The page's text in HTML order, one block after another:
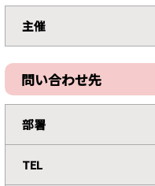
主催
問い合わせ先
部署
TEL